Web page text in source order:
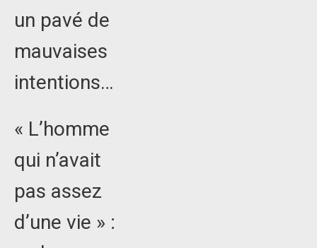
un pavé de
mauvaises
intentions…
« L’homme
qui n’avait
pas assez
d’une vie » :